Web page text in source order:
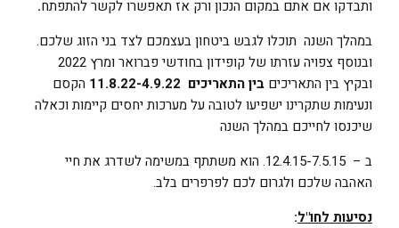
ותבדקו אם אתם במקום הנכון ורק אז תאפשרו לקשר להתפתח.
במהלך השנה תוכלו לגבש ביטחון בעצמכם לצד בני הזוג שלכם.
ובנוסף צפויה עזרתו של קופידון בחודשי פברואר ומרץ 2022
ובקיץ בין התאריכים בין התאריכים 11.8.22-4.9.22
הקסם
ונעימות שתקרינו ישפיעו לטובה על מערכות יחסים קיימות וכאלה
שיכנסו לחייכם במהלך השנה
ב – 12.4.15-7.5.15. הוא משתתף במשימה לשדרג את חיי
האהבה שלכם ולגרום לכם לפרפרים בלב.
נסיעות לחו"ל: